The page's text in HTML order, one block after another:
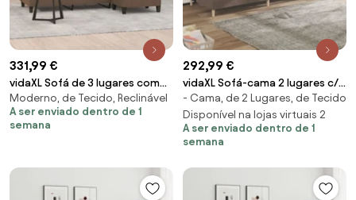
331,99 €
vidaXL Sofá de 3 lugares com
apoio de pés 180 cm tecido
castanho
Moderno, de Tecido, Reclinável
A ser enviado dentro de 1
semana
292,99 €
vidaXL Sofá-cama 2 lugares c/
duas almofadas tecido cinza-
acastanhado
- Cama, de 2 Lugares, de Tecido
Disponível na lojas virtuais 2
A ser enviado dentro de 1
semana